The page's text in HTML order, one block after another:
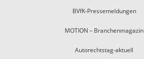
BVfK-Pressemeldungen
MOTION – Branchenmagazin
Autorechtstag-aktuell